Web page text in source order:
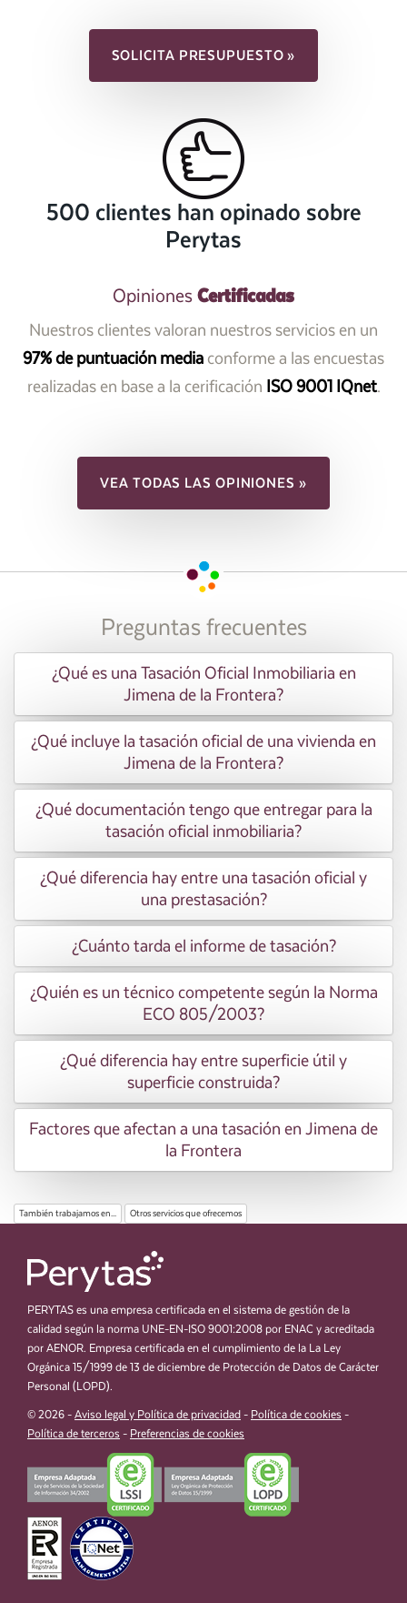
SOLICITA PRESUPUESTO »
500 clientes han opinado sobre
Perytas
Opiniones Certificadas
Nuestros clientes valoran nuestros servicios en un
97% de puntuación mediaconforme a las encuestas
realizadas en base a la cerificación ISO 9001 IQnet.
VEA TODAS LAS OPINIONES »
Preguntas frecuentes
¿Qué es una Tasación Oficial Inmobiliaria en
Jimena de la Frontera?
¿Qué incluye la tasación oficial de una vivienda en
Jimena de la Frontera?
¿Qué documentación tengo que entregar para la
tasación oficial inmobiliaria?
¿Qué diferencia hay entre una tasación oficial y
una prestasación?
¿Cuánto tarda el informe de tasación?
¿Quién es un técnico competente según la Norma
ECO 805/2003?
¿Qué diferencia hay entre superficie útil y
superficie construida?
Factores que afectan a una tasación en Jimena de
la Frontera
También trabajamos en... Otros servicios que ofrecemos
PERYTAS es una empresa certificada en el sistema de gestión de la
calidad según la norma UNE-EN-ISO 9001:2008 por ENAC y acreditada
por AENOR. Empresa certificada en el cumplimiento de la La Ley
Orgánica 15/1999 de 13 de diciembre de Protección de Datos de Carácter
Personal (LOPD).
© 2026 - Aviso legal y Política de privacidad - Política de cookies -
Política de terceros - Preferencias de cookies